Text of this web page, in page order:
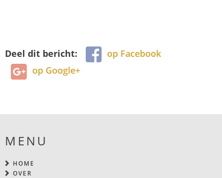
Deel dit bericht:
op Facebook
op Google+
MENU
HOME
OVER